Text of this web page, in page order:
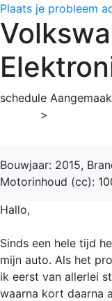
Plaats je probleem
schedule
>
Bouwjaar: 2015,
Motorinhoud (cc):
Hallo,
Sinds een hele tijd
mijn auto. Als het
ik eerst van allerlei
waarna kort daarna